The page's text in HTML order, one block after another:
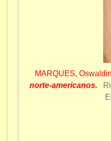
MARQUES,
norte-americanos.